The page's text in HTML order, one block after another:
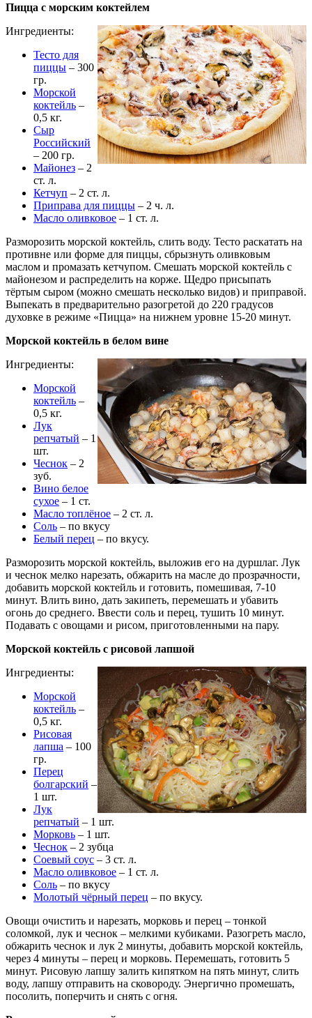
Пицца с морским коктейлем
Ингредиенты:
Тесто для
пиццы – 300
гр.
Морской
коктейль –
0,5 кг.
Сыр
Российский
– 200 гр.
Майонез – 2
ст. л.
Кетчуп – 2 ст. л.
Приправа для пиццы – 2 ч. л.
Масло оливковое – 1 ст. л.
Разморозить морской коктейль, слить воду. Тесто раскатать на
противне или форме для пиццы, сбрызнуть оливковым
маслом и промазать кетчупом. Смешать морской коктейль с
майонезом и распределить на корже. Щедро присыпать
тёртым сыром (можно смешать несколько видов) и приправой.
Выпекать в предварительно разогретой до 220 градусов
духовке в режиме «Пицца» на нижнем уровне 15-20 минут.
Морской коктейль в белом вине
Ингредиенты:
Морской
коктейль –
0,5 кг.
Лук
репчатый – 1
шт.
Чеснок – 2
зуб.
Вино белое
сухое – 1 ст.
Масло топлёное – 2 ст. л.
Соль – по вкусу
Белый перец – по вкусу.
Разморозить морской коктейль, выложив его на дуршлаг. Лук
и чеснок мелко нарезать, обжарить на масле до прозрачности,
добавить морской коктейль и готовить, помешивая, 7-10
минут. Влить вино, дать закипеть, перемешать и убавить
огонь до среднего. Ввести соль и перец, тушить 10 минут.
Подавать с овощами и рисом, приготовленными на пару.
Морской коктейль с рисовой лапшой
Ингредиенты:
Морской
коктейль –
0,5 кг.
Рисовая
лапша – 100
гр.
Перец
болгарский –
1 шт.
Лук
репчатый – 1 шт.
Морковь – 1 шт.
Чеснок – 2 зубца
Соевый соус – 3 ст. л.
Масло оливковое – 1 ст. л.
Соль – по вкусу
Молотый чёрный перец – по вкусу.
Овощи очистить и нарезать, морковь и перец – тонкой
соломкой, лук и чеснок – мелкими кубиками. Разогреть масло,
обжарить чеснок и лук 2 минуты, добавить морской коктейль,
через 4 минуты – перец и морковь. Перемешать, готовить 5
минут. Рисовую лапшу залить кипятком на пять минут, слить
воду, лапшу отправить на сковороду. Энергично промешать,
посолить, поперчить и снять с огня.